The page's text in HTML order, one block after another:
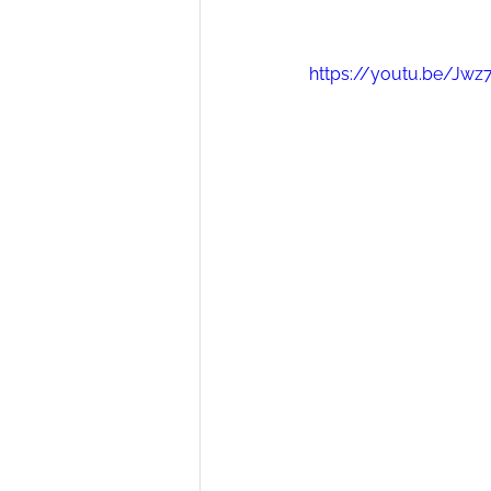
https://youtu.be/